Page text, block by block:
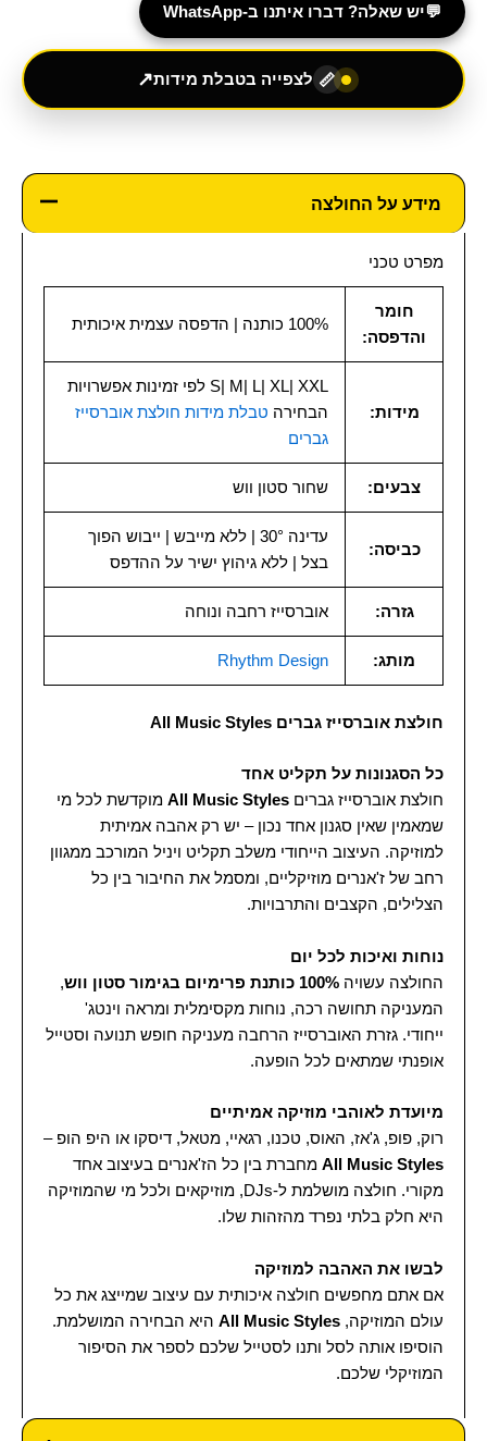
💬יש שאלה? דברו איתנו ב-WhatsApp
📏 לצפייה בטבלת מידות↗
מידע על החולצה
מפרט טכני
חומר
והדפסה:
100% כותנה | הדפסה עצמית איכותית
מידות:
S| M| L| XL| XXL לפי זמינות אפשרויות
הבחירה טבלת מידות חולצת אוברסייז
גברים
צבעים: שחור סטון ווש
כביסה:
עדינה 30° | ללא מייבש | ייבוש הפוך
בצל | ללא גיהוץ ישיר על ההדפס
גזרה: אוברסייז רחבה ונוחה
מותג: Rhythm Design
חולצת אוברסייז גברים All Music Styles
כל הסגנונות על תקליט אחד
חולצת אוברסייז גברים All Music Stylesמוקדשת לכל מי
שמאמין שאין סגנון אחד נכון – יש רק אהבה אמיתית
למוזיקה. העיצוב הייחודי משלב תקליט ויניל המורכב ממגוון
רחב של ז'אנרים מוזיקליים, ומסמל את החיבור בין כל
הצלילים, הקצבים והתרבויות.
נוחות ואיכות לכל יום
החולצה עשויה 100% כותנת פרימיום בגימור סטון ווש
,
המעניקה תחושה רכה, נוחות מקסימלית ומראה וינטג'
ייחודי. גזרת האוברסייז הרחבה מעניקה חופש תנועה וסטייל
אופנתי שמתאים לכל הופעה.
מיועדת לאוהבי מוזיקה אמיתיים
רוק, פופ, ג'אז, האוס, טכנו, רגאיי, מטאל, דיסקו או היפ הופ –
All Music Stylesמחברת בין כל הז'אנרים בעיצוב אחד
מקורי. חולצה מושלמת ל-DJs, מוזיקאים ולכל מי שהמוזיקה
היא חלק בלתי נפרד מהזהות שלו.
לבשו את האהבה למוזיקה
אם אתם מחפשים חולצה איכותית עם עיצוב שמייצג את כל
עולם המוזיקה, All Music Stylesהיא הבחירה המושלמת.
הוסיפו אותה לסל ותנו לסטייל שלכם לספר את הסיפור
המוזיקלי שלכם.